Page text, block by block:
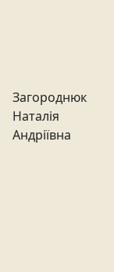
Загороднюк
Наталія
Андріївна